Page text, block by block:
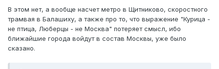
В этом нет, а вообще насчет метро в Щитниково, скоростного
трамвая в Балашиху, а также про то, что выражение "Курица -
не птица, Люберцы - не Москва" потеряет смысл, ибо
ближайшие города войдут в состав Москвы, уже было
сказано.